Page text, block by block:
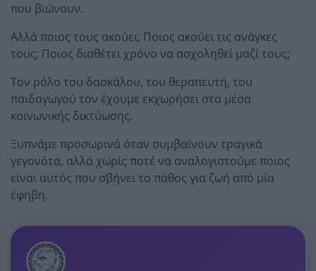
που βιώνουν.
Αλλά ποιος τους ακούει; Ποιος ακούει τις ανάγκες
τους; Ποιος διαθέτει χρόνο να ασχοληθεί μαζί τους;
Τον ρόλο του δασκάλου, του θεραπευτή, του
παιδαγωγού τον έχουμε εκχωρήσει στα μέσα
κοινωνικής δικτύωσης.
Ξυπνάμε προσωρινά όταν συμβαίνουν τραγικά
γεγονότα, αλλά χωρίς ποτέ να αναλογιστούμε ποιος
είναι αυτός που σβήνει το πάθος για ζωή από μία
έφηβη.